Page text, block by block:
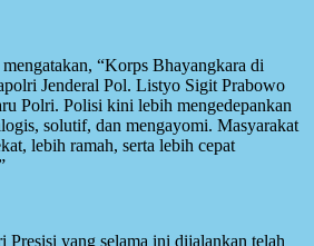
“Korps Bhayangkara di
Jenderal Pol. Listyo Sigit Prabowo
Polri. Polisi kini lebih mengedepankan
solutif, dan mengayomi. Masyarakat
lebih ramah, serta lebih cepat
Presisi yang selama ini dijalankan telah